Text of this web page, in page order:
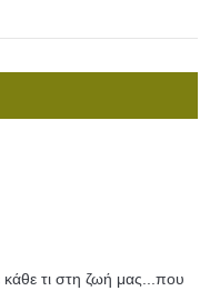
τι στη ζωή μας...που